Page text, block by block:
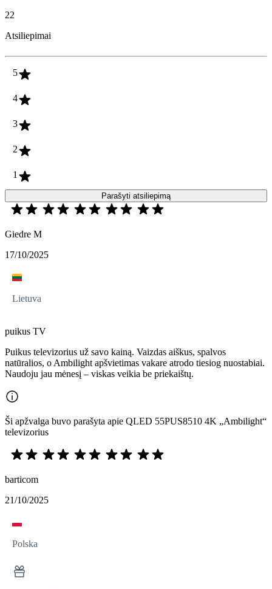
22
Atsiliepimai
5
4
3
2
1
Parašyti atsiliepimą
Giedre M
17/10/2025
Lietuva
puikus TV
Puikus televizorius už savo kainą. Vaizdas aiškus, spalvos
natūralios, o Ambilight apšvietimas vakare atrodo tiesiog nuostabiai.
Naudoju jau mėnesį – viskas veikia be priekaištų.
Ši apžvalga buvo parašyta apie QLED 55PUS8510 4K „Ambilight“
televizorius
barticom
21/10/2025
Polska